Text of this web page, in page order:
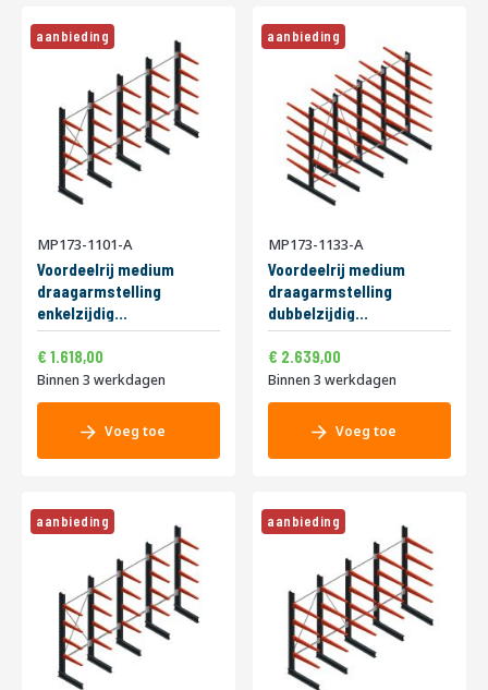
o
f
k
l
i
aanbieding
MP173-1101-A
Voordeelrij medium
draagarmstelling
enkelzijdig
2500x4000x600mm
(hxbxd) 4 niveaus
290/arm
Speciale
prijs
1.618,00
Binnen 3 werkdagen
Voeg toe
aanbieding
MP173-1133-A
Voordeelrij medium
draagarmstelling
dubbelzijdig
3000x4000x800mm
(hxbxd) 5 niveaus
220/arm
Speciale
prijs
2.639,00
Binnen 3 werkdagen
Voeg toe
aanbieding aanbieding